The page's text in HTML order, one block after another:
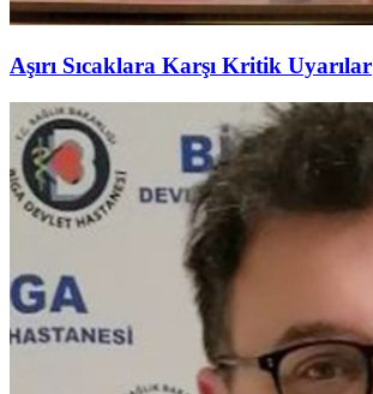
Aşırı Sıcaklara Karşı Kritik Uyarılar